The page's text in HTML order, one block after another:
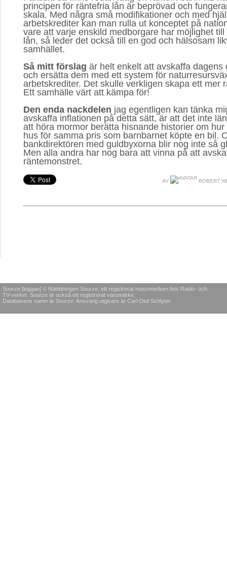
principen för räntefria lån är beprövad och
skala. Med några små modifikationer och med
arbetskrediter kan man rulla ut konceptet på
vare att varje enskild medborgare har möjlighet
lån, så leder det också till en god och hälsosam
samhället.
Så mitt förslag är helt enkelt att avskaffa dagens
och ersätta dem med ett system för
arbetskrediter. Det skulle verkligen skapa ett mer
Ett samhälle värt att kämpa för!
Den enda nackdelen jag egentligen kan tänka
avskaffa inflationen på detta sätt, är att det inte
att höra mormor berätta hisnande historier om
hus för samma pris som barnbarnet köpte en bil.
bankdirektören med guldbyxorna blir nog inte så
Men alla andra har nog bara att vinna på att
räntemonstret.
AV ROBERT
Sourze [loggan] © Nättidningen Sourze, ett registrerat massmedium hos Radio- och
TV-verket. Sourze är också ett registrerat varumärke.
Databasens namn är Sourze. Ansvarig utgivare är Carl Olof Schlyter.